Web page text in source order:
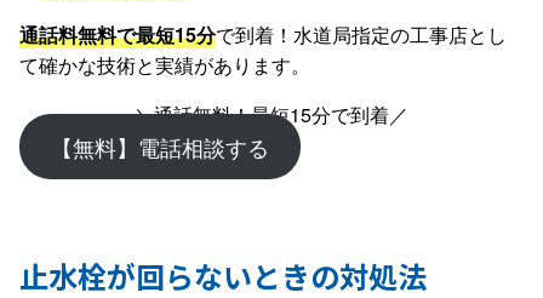
通話料無料で最短15分で到着！水道局指定の工事店とし
て確かな技術と実績があります。
＼通話無料！最短15分で到着／
【無料】電話相談する
止水栓が回らないときの対処法